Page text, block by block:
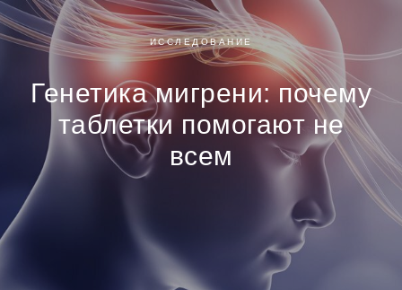
ИССЛЕДОВАНИЕ
Генетика мигрени: почему
таблетки помогают не
всем